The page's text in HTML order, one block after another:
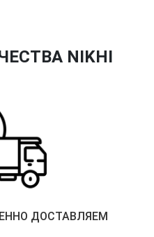
NIKHI
ДОСТАВЛЯЕМ